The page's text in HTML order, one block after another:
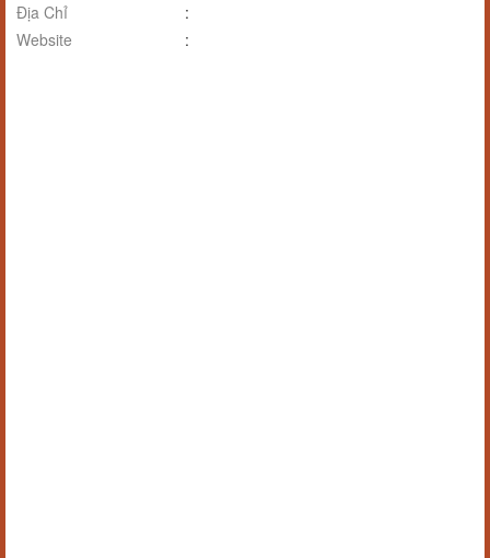
Địa Chỉ
:
Website
: